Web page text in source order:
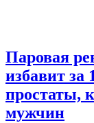
Паровая
избавит за
простаты,
мужчин